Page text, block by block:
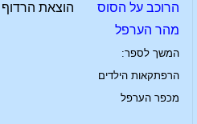
הרוכב על הסוס
מהר הערפל
המשך לספר:
הרפתקאות הילדים
מכפר הערפל
הוצאת הרדוף